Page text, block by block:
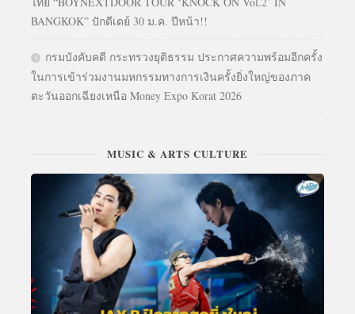
BANGKOK” ปักดีเดย์ 30 ม.ค. ปีหน้า!!
กรมบังคับคดี กระทรวงยุติธรรม ประกาศความพร้อมอีกครั้ง
ในการเข้าร่วมงานมหกรรมทางการเงินครั้งยิ่งใหญ่ของภาค
ตะวันออกเฉียงเหนือ Money Expo Korat 2026
MUSIC & ARTS CULTURE